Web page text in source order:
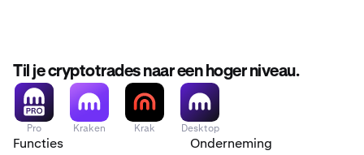
Til je cryptotrades naar een hoger niveau.
Pro Kraken Krak Desktop
Functies Onderneming